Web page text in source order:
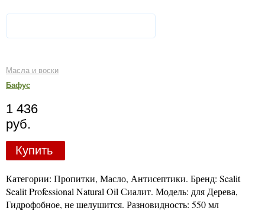
Масла и воски
Бафус
1 436
руб.
Купить
Категории: Пропитки, Масло, Антисептики. Бренд: Sealit
Sealit Professional Natural Oil Сиалит. Модель: для Дерева,
Гидрофобное, не шелушится. Разновидность: 550 мл